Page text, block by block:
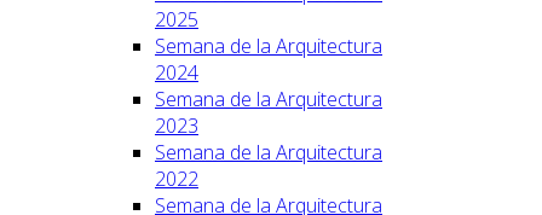
2025
Semana de la Arquitectura
2024
Semana de la Arquitectura
2023
Semana de la Arquitectura
2022
Semana de la Arquitectura